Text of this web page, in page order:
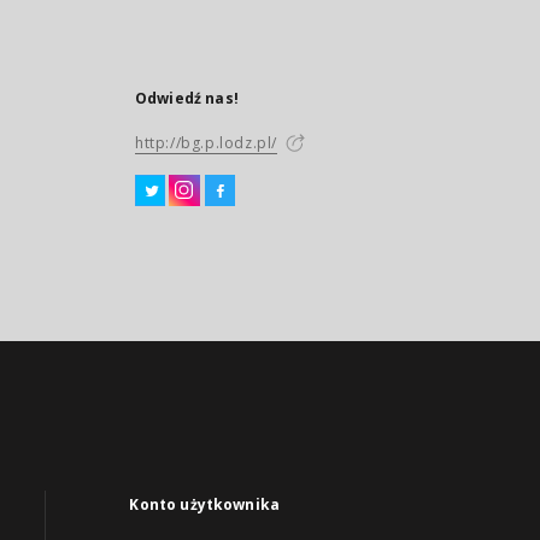
Odwiedź nas!
http://bg.p.lodz.pl/
Konto użytkownika